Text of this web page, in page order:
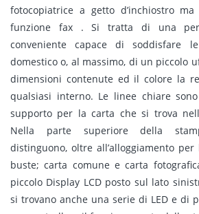
fotocopiatrice a getto d’inchiostro
funzione fax . Si tratta di una
conveniente capace di soddisfare
domestico o, al massimo, di un piccolo
dimensioni contenute ed il colore la
qualsiasi interno. Le linee chiare
supporto per la carta che si trova
Nella parte superiore della
distinguono, oltre all’alloggiamento per
buste; carta comune e carta
piccolo Display LCD posto sul lato
si trovano anche una serie di LED e di